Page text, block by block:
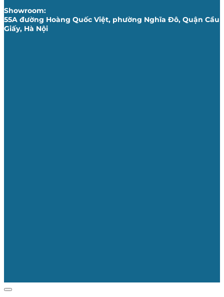
Showroom:
55A đường Hoàng Quốc Việt, phường Nghĩa Đô, Quận Cầu
Giấy, Hà Nội